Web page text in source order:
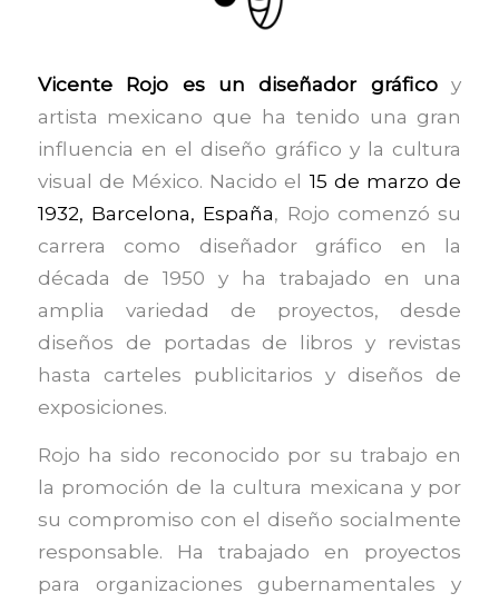
Vicente Rojo es un diseñador gráficoy
artista mexicano que ha tenido una gran
influencia en el diseño gráfico y la cultura
visual de México. Nacido el 15 de marzo de
1932, Barcelona, España, Rojo comenzó su
carrera como diseñador gráfico en la
década de 1950 y ha trabajado en una
amplia variedad de proyectos, desde
diseños de portadas de libros y revistas
hasta carteles publicitarios y diseños de
exposiciones.
Rojo ha sido reconocido por su trabajo en
la promoción de la cultura mexicana y por
su compromiso con el diseño socialmente
responsable. Ha trabajado en proyectos
para organizaciones gubernamentales y